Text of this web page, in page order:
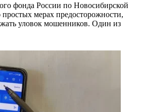
фонда России по Новосибирской
мерах предосторожности,
уловок мошенников. Один из